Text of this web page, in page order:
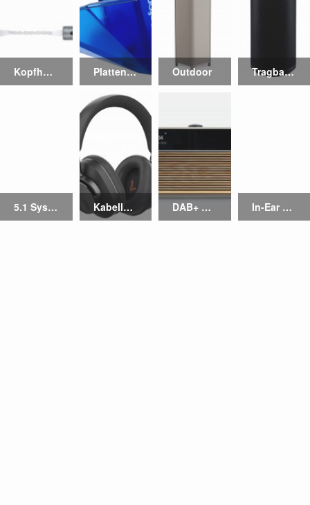
Kopfhörer Zubehör Plattenspieler Outdoor Tragbare Lautsprecher
5.1 Systeme Kabellose Kopfhörer DAB+ Radios In-Ear Kopfhörer